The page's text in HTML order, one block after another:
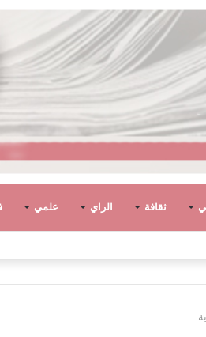
ثقافة الراي علمي